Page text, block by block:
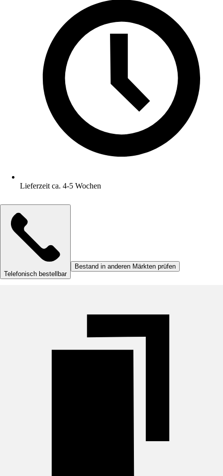
Lieferzeit ca. 4-5 Wochen
Telefonisch bestellbar
Bestand in anderen Märkten prüfen